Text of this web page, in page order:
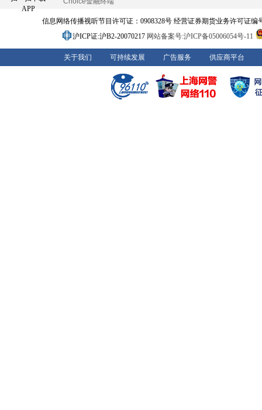
APP
信息网络传播视听节目许可证：0908328号 经营证券期货业务许可证编
沪ICP证:沪B2-20070217 网站备案号:沪ICP备05006054号-11
关于我们 可持续发展 广告服务 供应商平台